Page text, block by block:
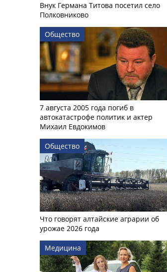
Внук Германа Титова посетил село
Полковниково
Общество
7 августа 2005 года погиб в
автокатастрофе политик и актер
Михаил Евдокимов
Общество
Что говорят алтайские аграрии об
урожае 2026 года
Медицина